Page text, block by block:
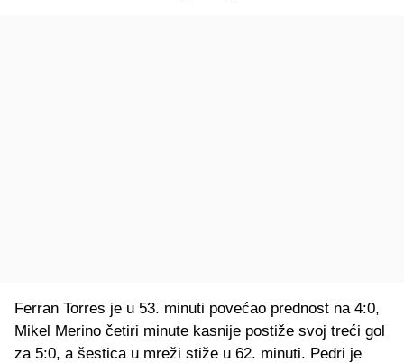
Ferran Torres je u 53. minuti povećao prednost na 4:0,
Mikel Merino četiri minute kasnije postiže svoj treći gol
za 5:0, a šestica u mreži stiže u 62. minuti. Pedri je